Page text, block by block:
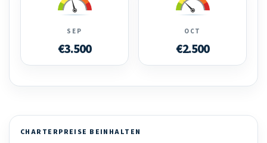
SEP
€3.500
OCT
€2.500
CHARTERPREISE BEINHALTEN